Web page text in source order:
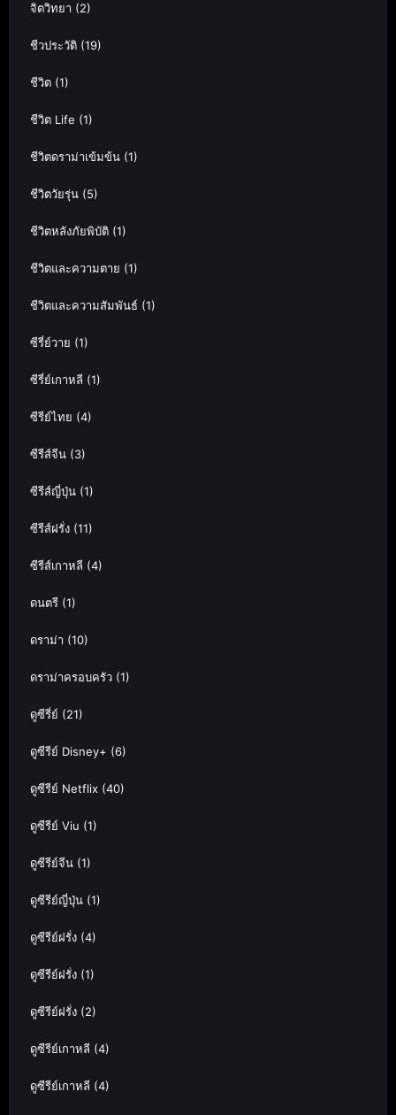
จิตวิทยา (2)
ชีวประวัติ (19)
ชีวิต (1)
ชีวิต Life (1)
ชีวิตดราม่าเข้มข้น (1)
ชีวิตวัยรุ่น (5)
ชีวิตหลังภัยพิบัติ (1)
ชีวิตและความตาย (1)
ชีวิตและความสัมพันธ์ (1)
ซีรี่ย์วาย (1)
ซีรี่ย์เกาหลี (1)
ซีรีย์ไทย (4)
ซีรีส์จีน (3)
ซีรีส์ญี่ปุ่น (1)
ซีรีส์ฝรั่ง (11)
ซีรีส์เกาหลี (4)
ดนตรี (1)
ดราม่า (10)
ดราม่าครอบครัว (1)
ดูซีรี่ย์ (21)
ดูซีรีย์ Disney+ (6)
ดูซีรีย์ Netflix (40)
ดูซีรีย์ Viu (1)
ดูซีรีย์จีน (1)
ดูซีรีย์ญี่ปุ่น (1)
ดูซีรีย์ฝรั่ง (4)
ดูซีรีย์ฝรั่ง (1)
ดูซีรีย์ฝรั่ง (2)
ดูซีรีย์เกาหลี (4)
ดูซีรีย์เกาหลี (4)